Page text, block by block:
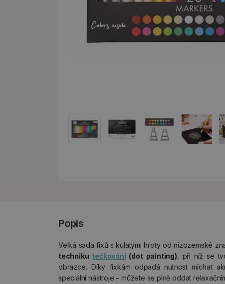
Popis
Velká sada fixů s kulatými hroty od nizozemské
techniku tečkování(dot painting) , při níž se
obrazce. Díky fixkám odpadá nutnost míchat
speciální nástroje – můžete se plně oddat